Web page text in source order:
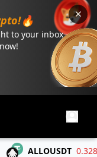
to your inbox
ALLOUSDT 0.3284 -